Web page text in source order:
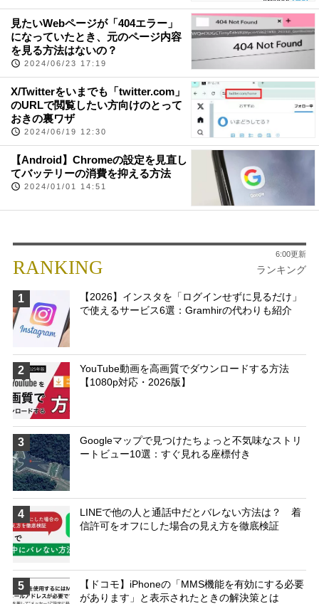
見たいWebページが「404エラー」
になっていたとき、元のページ内容
を見る方法はないの？
2024/06/23 17:19
X/Twitterをいまでも「twitter.com」
のURLで閲覧したい方向けのとって
おきの裏ワザ
2024/06/19 12:30
【Android】Chromeの設定を見直し
てバッテリーの消費を抑える方法
2024/01/01 14:51
RANKING ランキング
6:00更新
1
【2026】インスタを「ログインせずに見るだけ」
で使えるサービス6選：Gramhirの代わりも紹介
2
YouTube動画を高画質でダウンロードする方法
【1080p対応・2026版】
3
Googleマップで見つけたちょっと不気味なストリ
ートビュー10選：すぐ見れる座標付き
4
LINEで他の人と通話中だとバレない方法は？ 着
信許可をオフにした場合の見え方を徹底検証
5
【ドコモ】iPhoneの「MMS機能を有効にする必要
があります」と表示されたときの解決策とは